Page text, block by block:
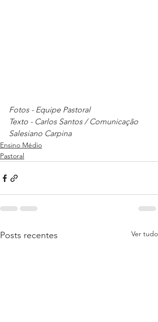
Fotos - Equipe Pastoral
Texto - Carlos Santos / Comunicação
Salesiano Carpina
Ensino Médio
Pastoral
Posts recentes Ver tudo